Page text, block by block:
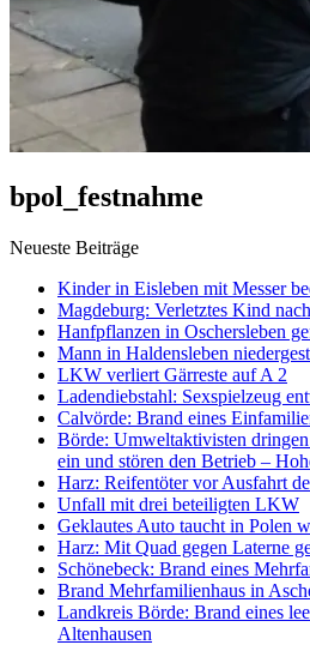
bpol_festnahme
Neueste Beiträge
Kinder in Eisleben mit Messer
Magdeburg: Verletztes Kind
Hanfpflanzen in Oschersleben
Mann in Haldensleben
LKW verliert Gärreste auf A 2
Ladendiebstahl: Sexspielzeug
Calvörde: Brand eines
Börde: Umweltaktivisten
ein und stören den Betrieb –
Harz: Reifentöter vor Ausfahrt
Unfall mit drei beteiligten LKW
Geklautes Auto taucht in Polen
Harz: Mit Quad gegen Laterne
Schönebeck: Brand eines
Brand Mehrfamilienhaus in
Landkreis Börde: Brand eines
Altenhausen